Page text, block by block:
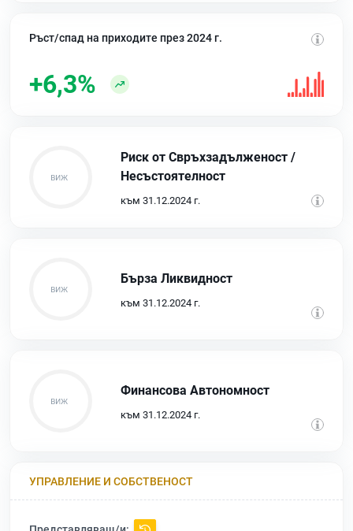
Ръст/спад на приходите през 2024 г.
+6,3%
Риск от Свръхзадълженост /
Несъстоятелност
към 31.12.2024 г.
Бърза Ликвидност
към 31.12.2024 г.
Финансова Автономност
към 31.12.2024 г.
УПРАВЛЕНИЕ И СОБСТВЕНОСТ